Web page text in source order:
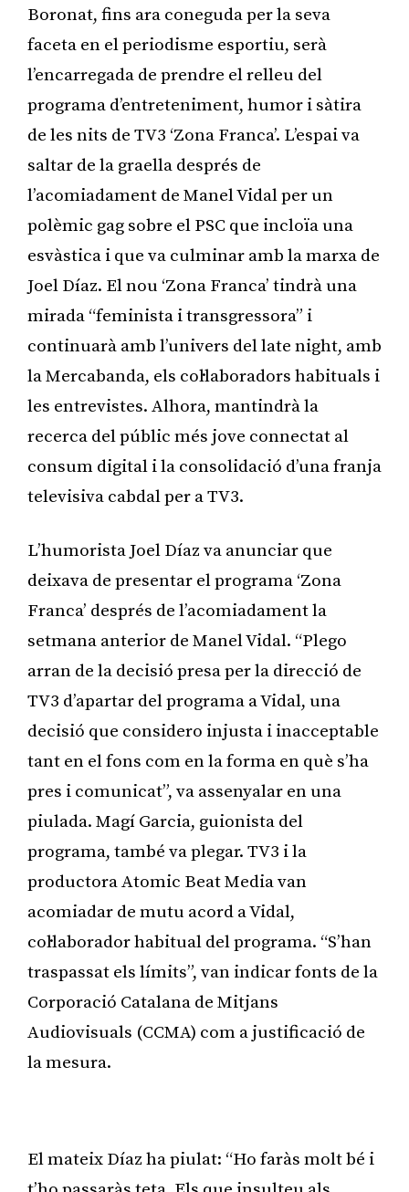
Boronat, fins ara coneguda per la seva
faceta en el periodisme esportiu, serà
l’encarregada de prendre el relleu del
programa d’entreteniment, humor i sàtira
de les nits de TV3 ‘Zona Franca’. L’espai va
saltar de la graella després de
l’acomiadament de Manel Vidal per un
polèmic gag sobre el PSC que incloïa una
esvàstica i que va culminar amb la marxa de
Joel Díaz. El nou ‘Zona Franca’ tindrà una
mirada “feminista i transgressora” i
continuarà amb l’univers del late night, amb
la Mercabanda, els col·laboradors habituals i
les entrevistes. Alhora, mantindrà la
recerca del públic més jove connectat al
consum digital i la consolidació d’una franja
televisiva cabdal per a TV3.
L’humorista Joel Díaz va anunciar que
deixava de presentar el programa ‘Zona
Franca’ després de l’acomiadament la
setmana anterior de Manel Vidal. “Plego
arran de la decisió presa per la direcció de
TV3 d’apartar del programa a Vidal, una
decisió que considero injusta i inacceptable
tant en el fons com en la forma en què s’ha
pres i comunicat”, va assenyalar en una
piulada. Magí Garcia, guionista del
programa, també va plegar. TV3 i la
productora Atomic Beat Media van
acomiadar de mutu acord a Vidal,
col·laborador habitual del programa. “S’han
traspassat els límits”, van indicar fonts de la
Corporació Catalana de Mitjans
Audiovisuals (CCMA) com a justificació de
la mesura.
El mateix Díaz ha piulat: “Ho faràs molt bé i